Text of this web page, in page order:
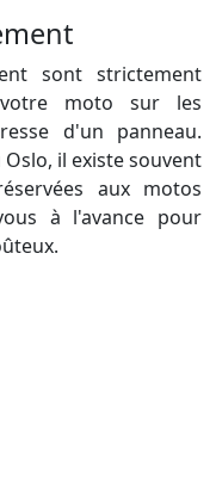
sont strictement
moto sur les
d'un panneau.
il existe souvent
aux motos
à l'avance pour